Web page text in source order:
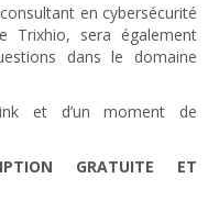
en cybersécurité
Trixhio, sera également
dans le domaine
et d’un moment de
GRATUITE ET